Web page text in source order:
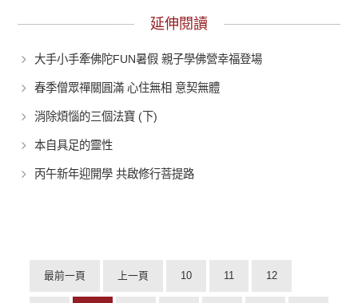
延伸閱讀
大手小手牽佛陀FUN暑假 親子學佛營幸福登場
春季僧眾禪關圓滿 心住無相 意契無體
消除煩惱的三個法寶 (下)
本自具足的靈性
丙午新年迎開學 共啟修行菩提路
最前一頁 上一頁 10 11 12